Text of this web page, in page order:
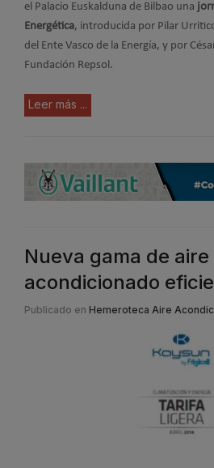
el Palacio Euskalduna de Bilbao una
Energética, introducida por Pilar
del Ente Vasco de la Energía, y por
Fundación Repsol.
Leer más ...
Nueva gama de aire
acondicionado
Publicado en Hemeroteca Aire